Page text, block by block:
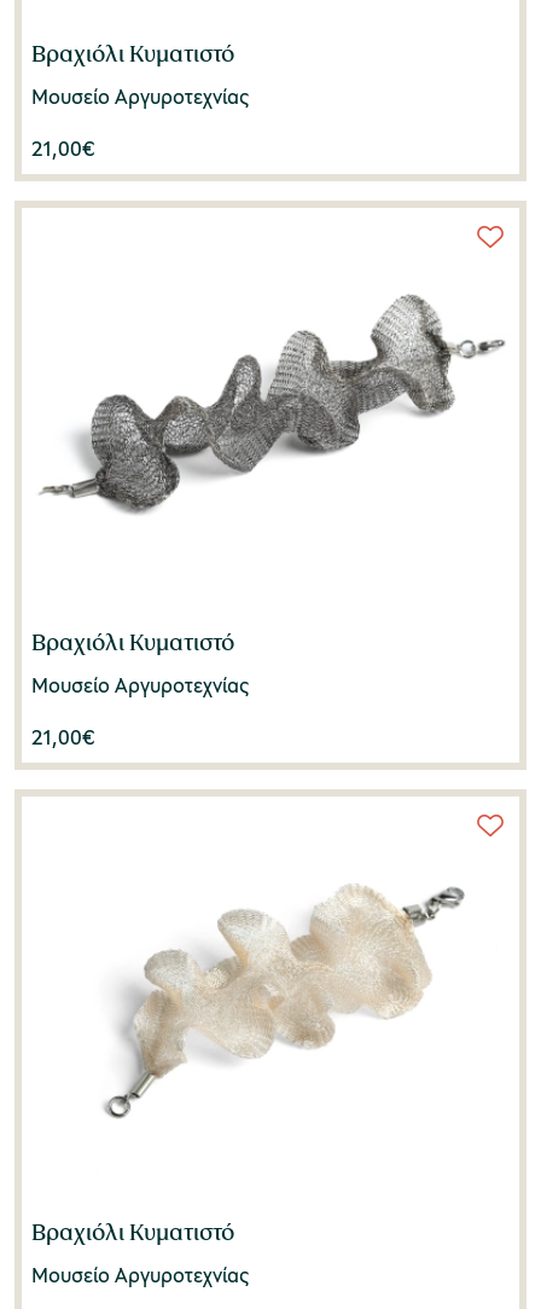
Βραχιόλι Κυματιστό
Μουσείο Αργυροτεχνίας
21,00€
Βραχιόλι Κυματιστό
Μουσείο Αργυροτεχνίας
21,00€
Βραχιόλι Κυματιστό
Μουσείο Αργυροτεχνίας